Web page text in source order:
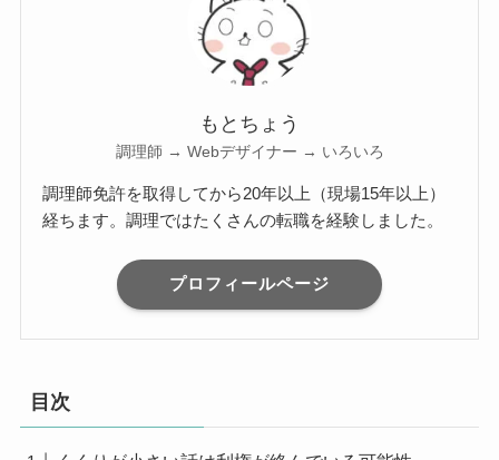
もとちょう
調理師 → Webデザイナー → いろいろ
調理師免許を取得してから20年以上（現場15年以上）
経ちます。調理ではたくさんの転職を経験しました。
プロフィールページ
目次